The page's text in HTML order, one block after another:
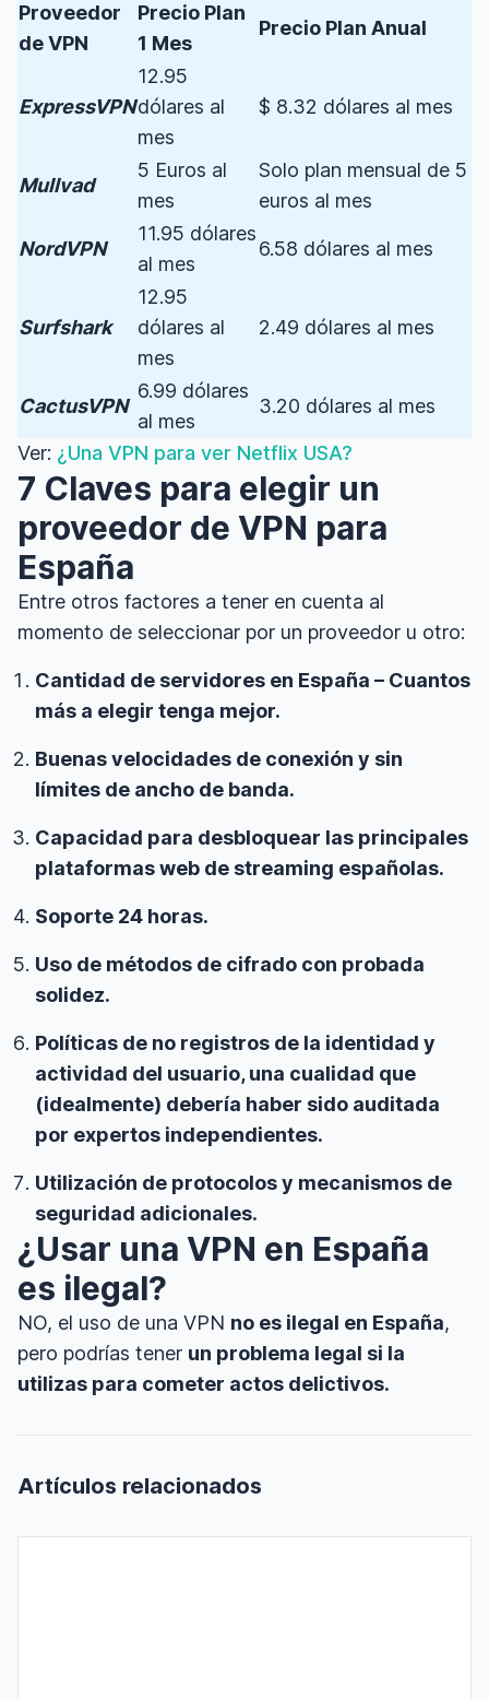
Proveedor
de VPN
Precio Plan
1 Mes
Precio Plan Anual
ExpressVPN
12.95
dólares al
mes
$ 8.32 dólares al mes
Mullvad
5 Euros al
mes
Solo plan mensual de 5
euros al mes
NordVPN
11.95 dólares
al mes
6.58 dólares al mes
Surfshark
12.95
dólares al
mes
2.49 dólares al mes
CactusVPN
6.99 dólares
al mes
3.20 dólares al mes
Ver: ¿Una VPN para ver Netflix USA?
7 Claves para elegir un
proveedor de VPN para
España
Entre otros factores a tener en cuenta al
momento de seleccionar por un proveedor u otro:
Cantidad de servidores en España – Cuantos
más a elegir tenga mejor.
Buenas velocidades de conexión y sin
límites de ancho de banda.
Capacidad para desbloquear las principales
plataformas web de streaming españolas.
Soporte 24 horas.
Uso de métodos de cifrado con probada
solidez.
Políticas de no registros de la identidad y
actividad del usuario, una cualidad que
(idealmente) debería haber sido auditada
por expertos independientes.
Utilización de protocolos y mecanismos de
seguridad adicionales.
¿Usar una VPN en España
es ilegal?
NO, el uso de una VPN no es ilegal en España,
pero podrías tener un problema legal si la
utilizas para cometer actos delictivos.
Artículos relacionados